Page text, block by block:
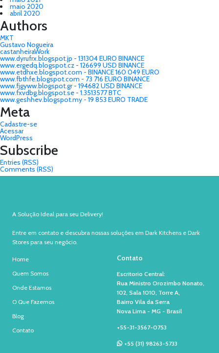
maio 2020
abril 2020
Authors
MKT
Gustavo Nogueira
castanheiraWork
www.dyrufrx.blogspot.jp - 131304 EURO BINANCE
www.ergedq.blogspot.cz - 126699 USD BINANCE
www.etdhxe.blogspot.com - BINANCE 160 049 EURO
www.fbthfe.blogspot.com - 73 716 EURO BINANCE
www.fjgyww.blogspot.gr - 194682 USD BINANCE
www.fxvdbg.blogspot.se - 1.3513577 BTC
www.geshhev.blogspot.my - 19 853 EURO TRADE
Meta
Cadastre-se
Acessar
WordPress
Subscribe
Entries (RSS)
Comments (RSS)
A Solução Ideal para seu Delivery!
Entre em contato e descubra nossas soluções em Dark Kitchens e Dark
Stores para seu negócio.
Home
Quem Somos
Onde Estamos
O Que Fazemos
Blog
Contato
Contato
Escritorio Central:
Rua Ministro Orozimbo Nonato,
102, Sala 1010, Torre A,
Bairro Vila da Serra
Nova Lima - MG - Brasil
+55-31-3567-0753
+55 (31) 98263-5733